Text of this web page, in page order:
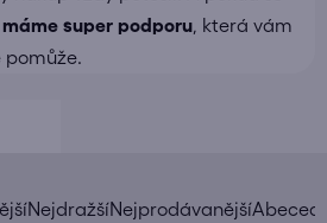
máme super podporu , která vám
pomůže.
NejdražšíNejprodávanější